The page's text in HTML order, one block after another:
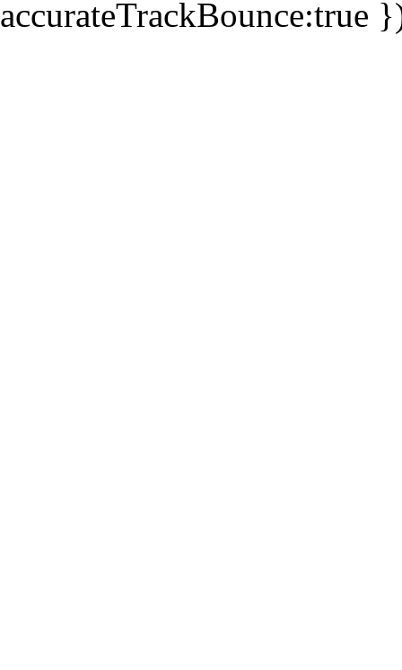
accurateTrackBounce:true